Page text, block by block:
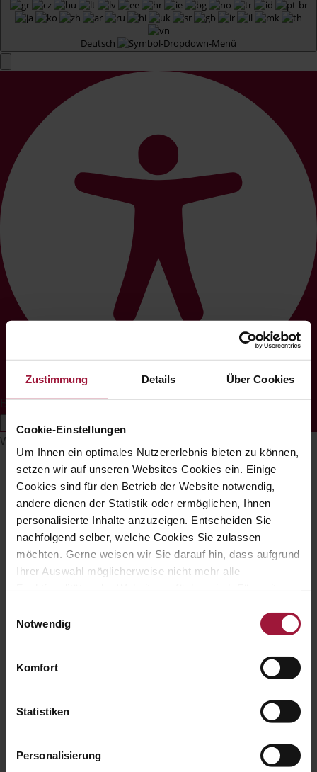
Zustimmung Details Über Cookies
Cookie-Einstellungen
Um Ihnen ein optimales Nutzererlebnis bieten zu können,
setzen wir auf unseren Websites Cookies ein. Einige
Cookies sind für den Betrieb der Website notwendig,
andere dienen der Statistik oder ermöglichen, Ihnen
personalisierte Inhalte anzuzeigen. Entscheiden Sie
nachfolgend selber, welche Cookies Sie zulassen
möchten. Gerne weisen wir Sie darauf hin, dass aufgrund
Ihrer Auswahl möglicherweise nicht mehr alle
Datenschutzerklärung und Cookie Policy.
Notwendig
Komfort
Statistiken
Personalisierung
Deutsch
Barrierefreiheits-Anpassungen
Symbolleiste ausblenden
Wählen Sie Ihr Barrierefreiheitsprofil